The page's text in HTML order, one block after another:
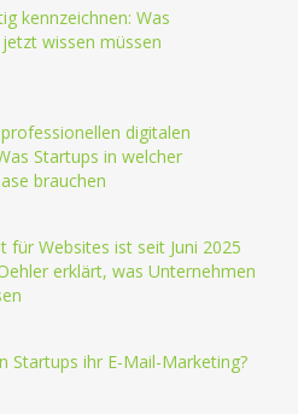
kennzeichnen: Was
wissen müssen
digitalen
Startups in welcher
brauchen
für Websites ist seit Juni 2025
erklärt, was Unternehmen
Startups ihr E-Mail-Marketing?